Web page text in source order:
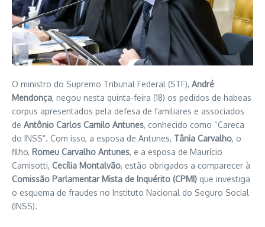
O ministro do Supremo Tribunal Federal (STF), André
Mendonça, negou nesta quinta-feira (18) os pedidos de habeas
corpus apresentados pela defesa de familiares e associados
de Antônio Carlos Camilo Antunes, conhecido como “Careca
do INSS”. Com isso, a esposa de Antunes, Tânia Carvalho, o
filho, Romeu Carvalho Antunes, e a esposa de Maurício
Camisotti, Cecília Montalvão, estão obrigados a comparecer à
Comissão Parlamentar Mista de Inquérito (CPMI) que investiga
o esquema de fraudes no Instituto Nacional do Seguro Social
(INSS).